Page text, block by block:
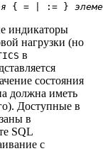
{ = | := }
индикаторы
нагрузки (но
в
состояния
должна иметь
Доступные в
в
SQL
с